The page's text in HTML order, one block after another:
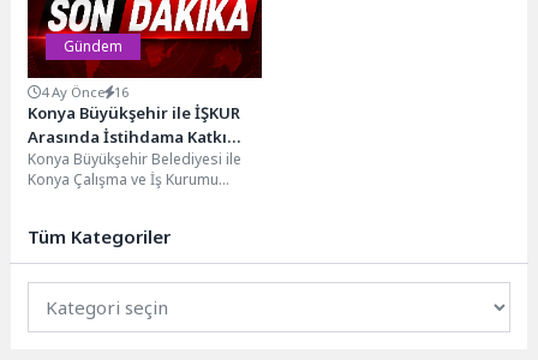
Gündem
4 Ay Önce 16
Konya Büyükşehir ile İŞKUR
Arasında İstihdama Katkı
Sağlayacak Protokol
İmzalandı
Konya Büyükşehir Belediyesi ile
Konya Çalışma ve İş Kurumu
Tüm Kategoriler